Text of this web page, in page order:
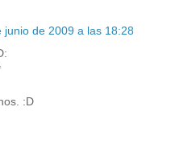
junio de 2009 a las 18:28
:D